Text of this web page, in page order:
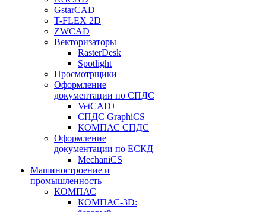
GstarCAD
T-FLEX 2D
ZWCAD
Векторизаторы
RasterDesk
Spotlight
Просмотрщики
Оформление
документации по СПДС
VetCAD++
СПДС GraphiCS
КОМПАС СПДС
Оформление
документации по ЕСКД
MechaniCS
Машиностроение и
промышленность
КОМПАС
КОМПАС-3D: